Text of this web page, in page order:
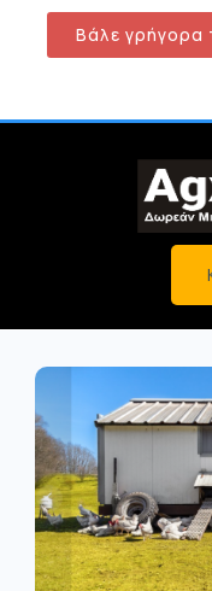
Βάλε γρήγορα